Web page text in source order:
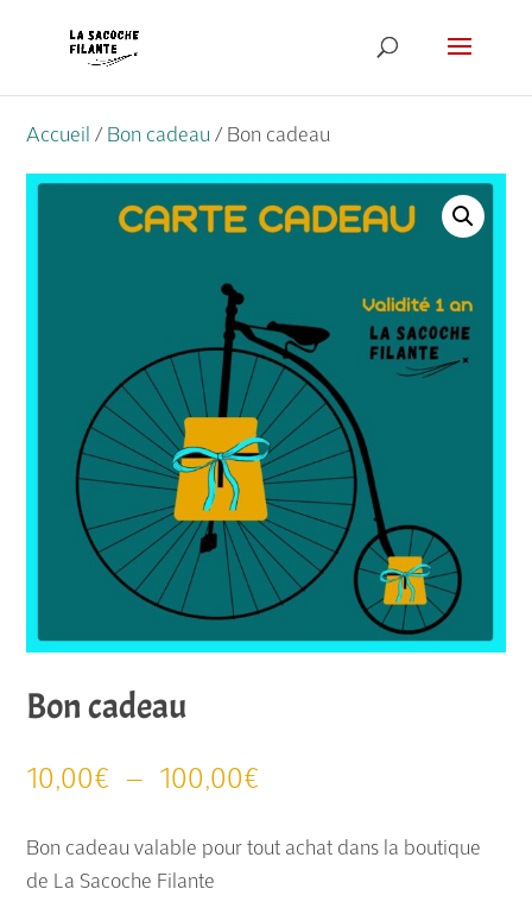
Accueil /Bon cadeau/ Bon cadeau
Bon cadeau
10,00€ – 100,00€
prix :
Bon cadeau valable pour tout achat dans la boutique
de La Sacoche Filante